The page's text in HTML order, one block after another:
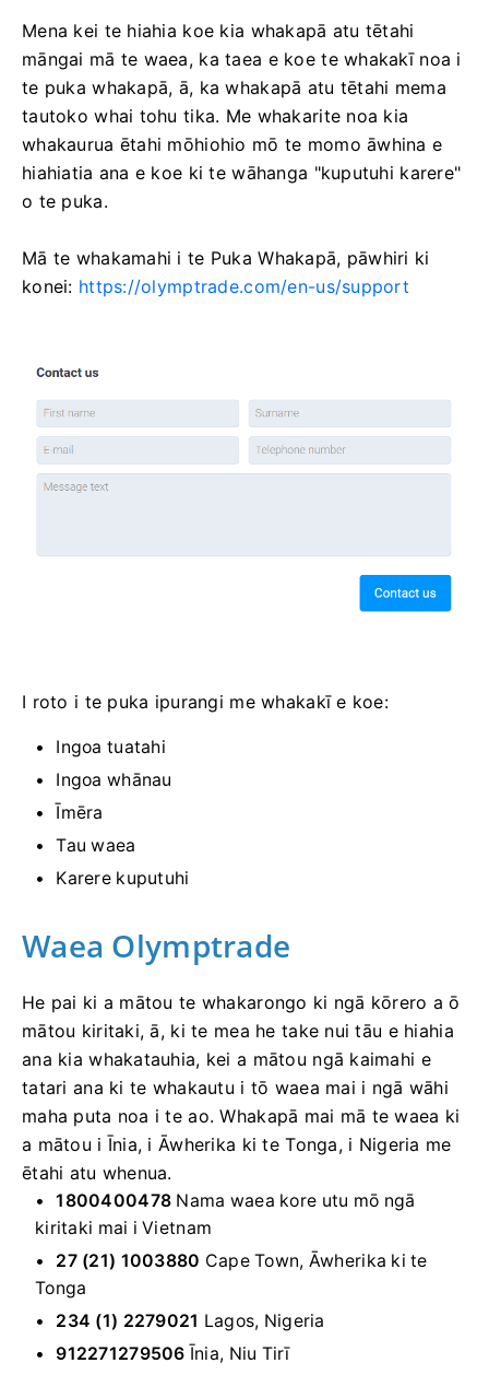
Mena kei te hiahia koe kia whakapā atu tētahi
māngai mā te waea, ka taea e koe te whakakī noa i
te puka whakapā, ā, ka whakapā atu tētahi mema
tautoko whai tohu tika. Me whakarite noa kia
whakaurua ētahi mōhiohio mō te momo āwhina e
hiahiatia ana e koe ki te wāhanga "kuputuhi karere"
o te puka.
Mā te whakamahi i te Puka Whakapā, pāwhiri ki
konei: https://olymptrade.com/en-us/support
I roto i te puka ipurangi me whakakī e koe:
Ingoa tuatahi
Ingoa whānau
Īmēra
Tau waea
Karere kuputuhi
Waea Olymptrade
He pai ki a mātou te whakarongo ki ngā kōrero a ō
mātou kiritaki, ā, ki te mea he take nui tāu e hiahia
ana kia whakatauhia, kei a mātou ngā kaimahi e
tatari ana ki te whakautu i tō waea mai i ngā wāhi
maha puta noa i te ao. Whakapā mai mā te waea ki
a mātou i Īnia, i Āwherika ki te Tonga, i Nigeria me
ētahi atu whenua.
1800400478 Nama waea kore utu mō ngā
kiritaki mai i Vietnam
27 (21) 1003880 Cape Town, Āwherika ki te
Tonga
234 (1) 2279021 Lagos, Nigeria
912271279506 Īnia, Niu Tirī